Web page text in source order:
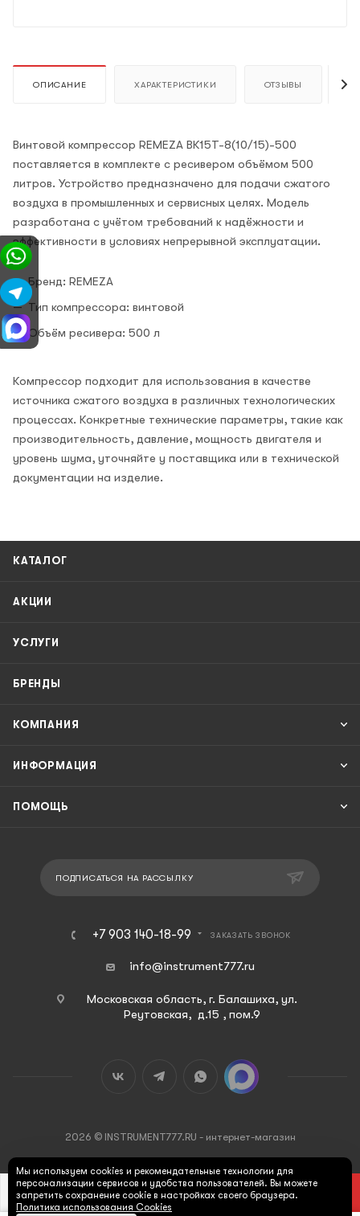
В КОРЗИНУ
ОПИСАНИЕ ХАРАКТЕРИСТИКИ ОТЗЫВЫ
Винтовой компрессор REMEZA ВК15Т-8(10/15)-500
поставляется в комплекте с ресивером объёмом 500
литров. Устройство предназначено для подачи сжатого
воздуха в промышленных и сервисных целях. Модель
разработана с учётом требований к надёжности и
эффективности в условиях непрерывной эксплуатации.
Бренд: REMEZA
Тип компрессора: винтовой
Объём ресивера: 500 л
Компрессор подходит для использования в качестве
источника сжатого воздуха в различных технологических
процессах. Конкретные технические параметры, такие как
производительность, давление, мощность двигателя и
уровень шума, уточняйте у поставщика или в технической
документации на изделие.
КАТАЛОГ
АКЦИИ
УСЛУГИ
БРЕНДЫ
КОМПАНИЯ
ИНФОРМАЦИЯ
ПОМОЩЬ
ПОДПИСАТЬСЯ НА РАССЫЛКУ
+7 903 140-18-99 ЗАКАЗАТЬ ЗВОНОК
info@instrument777.ru
Московская область, г. Балашиха, ул.
Реутовская, д.15 , пом.9
2026 © INSTRUMENT777.RU - интернет-магазин
Мы используем cookies и рекомендательные технологии для
персонализации сервисов и удобства пользователей. Вы можете
запретить сохранение cookie в настройках своего браузера.
Политика использования Cookies